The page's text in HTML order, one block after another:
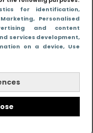
for identification,
, Personalised
and content
services development,
on a device, Use